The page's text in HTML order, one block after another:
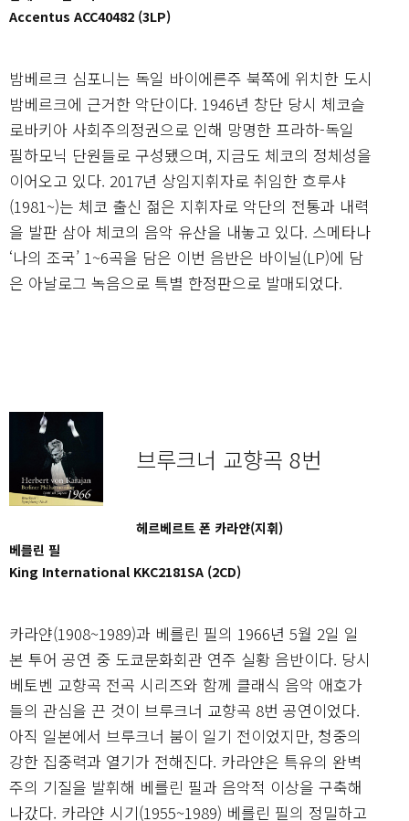
Accentus ACC40482 (3LP)
밤베르크 심포니는 독일 바이에른주 북쪽에 위치한 도시
밤베르크에 근거한 악단이다. 1946년 창단 당시 체코슬
로바키아 사회주의정권으로 인해 망명한 프라하-독일
필하모닉 단원들로 구성됐으며, 지금도 체코의 정체성을
이어오고 있다. 2017년 상임지휘자로 취임한 흐루샤
(1981~)는 체코 출신 젊은 지휘자로 악단의 전통과 내력
을 발판 삼아 체코의 음악 유산을 내놓고 있다. 스메타나
‘나의 조국’ 1~6곡을 담은 이번 음반은 바이닐(LP)에 담
은 아날로그 녹음으로 특별 한정판으로 발매되었다.
브루크너 교향곡 8번
헤르베르트 폰 카라얀(지휘)
베를린 필
King International KKC2181SA (2CD)
카라얀(1908~1989)과 베를린 필의 1966년 5월 2일 일
본 투어 공연 중 도쿄문화회관 연주 실황 음반이다. 당시
베토벤 교향곡 전곡 시리즈와 함께 클래식 음악 애호가
들의 관심을 끈 것이 브루크너 교향곡 8번 공연이었다.
아직 일본에서 브루크너 붐이 일기 전이었지만, 청중의
강한 집중력과 열기가 전해진다. 카라얀은 특유의 완벽
주의 기질을 발휘해 베를린 필과 음악적 이상을 구축해
나갔다. 카라얀 시기(1955~1989) 베를린 필의 정밀하고